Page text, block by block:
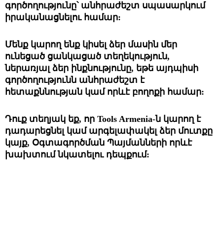
գործողությունը՝ անհրաժեշտ սպասարկում
իրականացնելու համար:
Մենք կարող ենք կիսել ձեր մասին մեր
ունեցած ցանկացած տեղեկություն,
ներառյալ ձեր ինքնությունը, եթե այդպիսի
գործողությունն անհրաժեշտ է
հետաքննության կամ որևէ բողոքի համար:
Դուք տեղյակ եք, որ Tools Armenia-ն կարող է
դադարեցնել կամ արգելափակել ձեր մուտքը
կայք, Օգտագործման Պայմանների որևէ
խախտում նկատելու դեպքում: